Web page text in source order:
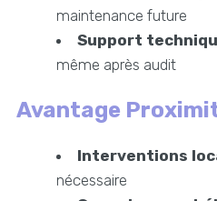
maintenance future
Support
même après audit
Avantage
Interventions
nécessaire